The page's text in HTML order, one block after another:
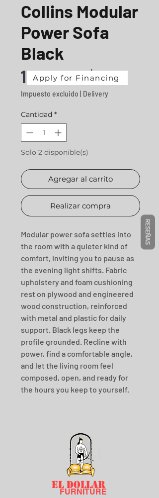
Collins Modular
Power Sofa
Black
1991,39 US$Precio
Impuesto excluido Delivery
Cantidad *
Solo 2 disponible(s)
Agregar al carrito
Realizar compra
Modular power sofa settles into
the room with a quieter kind of
comfort, inviting you to pause as
the evening light shifts. Fabric
upholstery and foam cushioning
rest on plywood and engineered
wood construction, reinforced
with metal and plastic for daily
support. Black legs keep the
profile grounded. Recline with
power, find a comfortable angle,
and let the living room feel
composed, open, and ready for
the hours you keep to yourself.
Apply for Financing
EL DOLLAR
FURNITURE
RESEÑAS